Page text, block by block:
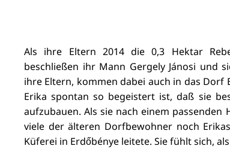
Als ihre Eltern 2014 die 0,3 Hektar
beschließen ihr Mann Gergely Jánosi und
ihre Eltern, kommen dabei auch in das Dorf
Erika spontan so begeistert ist, daß sie
aufzubauen. Als sie nach einem passenden
viele der älteren Dorfbewohner noch
Küferei in Erdőbénye leitete. Sie fühlt sich,